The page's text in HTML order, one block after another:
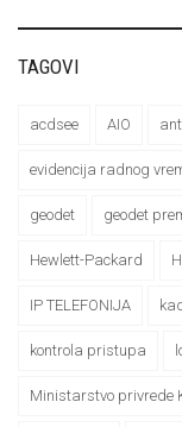
TAGOVI
acdsee AIO
evidencija radnog
geodet geodet
Hewlett-Packard
IP TELEFONIJA
kontrola pristupa
Ministarstvo privrede